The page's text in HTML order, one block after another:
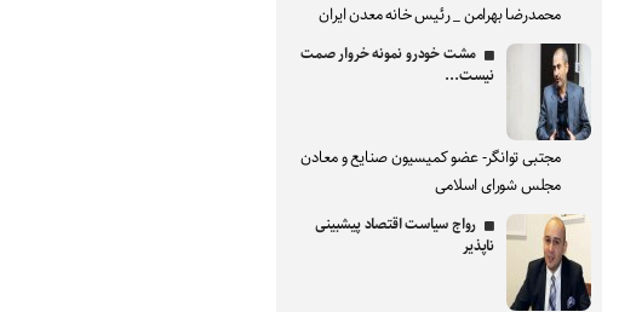
محمدرضا بهرامن _ رئیس خانه معدن ایران
مشت خودرو نمونه خروار صمت
نیست...
مجتبی توانگر- عضو کمیسیون صنایع و معادن
مجلس شورای اسلامی
رواج سیاست اقتصاد پیشبینی
ناپذیر